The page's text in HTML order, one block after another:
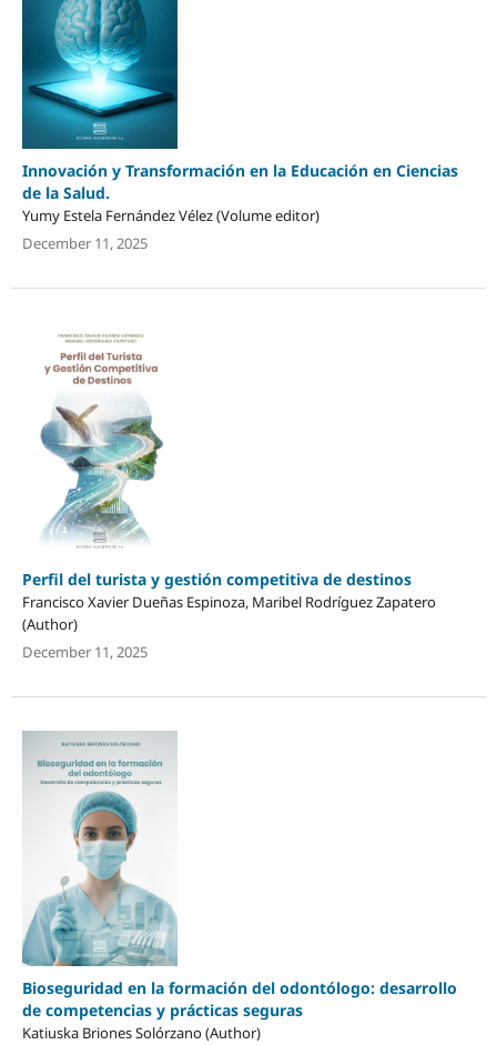
Innovación y Transformación en la Educación en Ciencias
de la Salud.
Yumy Estela Fernández Vélez (Volume editor)
December 11, 2025
Perfil del turista y gestión competitiva de destinos
Francisco Xavier Dueñas Espinoza, Maribel Rodríguez Zapatero
(Author)
December 11, 2025
Bioseguridad en la formación del odontólogo: desarrollo
de competencias y prácticas seguras
Katiuska Briones Solórzano (Author)